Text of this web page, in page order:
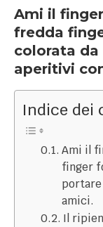
Ami il
fredda
colorata
aperitivi
Indice dei
Ami il
finger
amici.
Il